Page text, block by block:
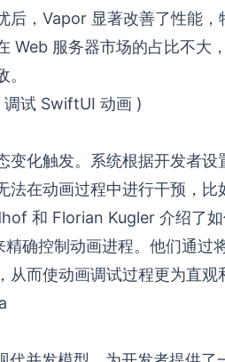
后，Vapor 显著改善了性能
Web 服务器市场的占比不大
试 SwiftUI 动画 )
化触发。系统根据开发者设
法在动画过程中进行干预，
和 Florian Kugler 介绍了
确控制动画进程。他们通过
而使动画调试过程更为直观